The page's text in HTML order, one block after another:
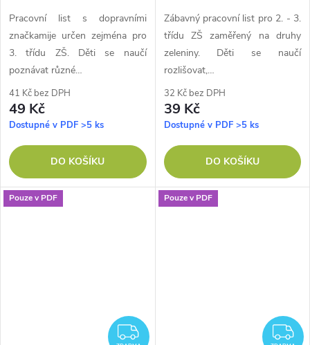
Pracovní list s dopravními
značkamije určen zejména pro
3. třídu ZŠ. Děti se naučí
poznávat různé…
41 Kč bez DPH
49 Kč
Dostupné v PDF >5 ks
DO KOŠÍKU
Zábavný pracovní list pro 2. - 3.
třídu ZŠ zaměřený na druhy
zeleniny. Děti se naučí
rozlišovat,…
32 Kč bez DPH
39 Kč
Dostupné v PDF >5 ks
DO KOŠÍKU
Pouze v PDF
ZDARMA
Pouze v PDF